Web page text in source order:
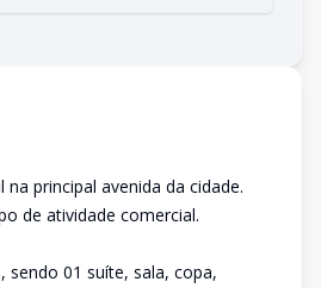
principal avenida da cidade.
de atividade comercial.
sendo 01 suíte, sala, copa,